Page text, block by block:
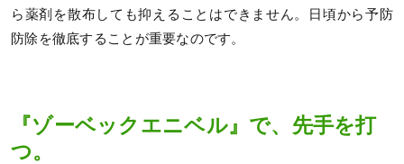
ら薬剤を散布しても抑えることはできません。日頃から予防
防除を徹底することが重要なのです。
『ゾーベックエニベル』で、先手を打
つ。